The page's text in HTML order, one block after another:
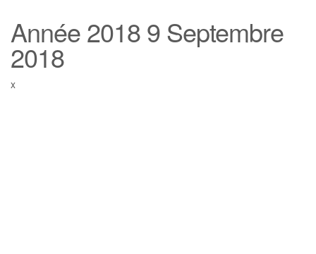
Année 2018 9 Septembre
2018
x